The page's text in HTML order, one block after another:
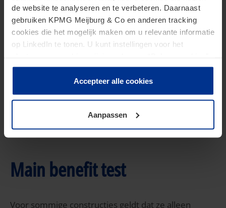
de website te analyseren en te verbeteren. Daarnaast
gebruiken KPMG Meijburg & Co en anderen tracking
cookies die het mogelijk maken om u relevante informatie
op LinkedIn te tonen. U kunt instellingen voor het
te klikken. Als u op “Accepteer alle cookies” klikt, geeft u
toestemming voor het gebruik van alle cookies. Deze
toestemming kunt u altijd weer intrekken.
Accepteer alle cookies
Aanpassen
‘nexus’ met Nederland heeft).
Indien een relevante belastingplichtige gehouden is
tot melding van een constructie omdat de
voor de relevante belastingplichtige pas lopen
wanneer de relevante belastingplichtige in kennis
wordt gesteld door de betrokken intermediair(s),
aldus de Leidraad.
Main benefit test
Voor sommige constructies geldt dat ze alleen